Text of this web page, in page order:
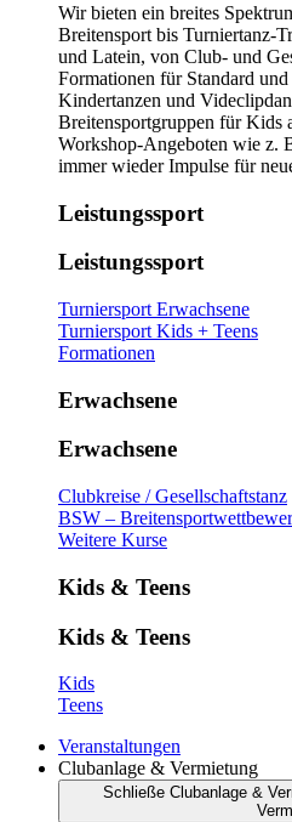
Wir bieten ein breites
Breitensport bis Turniertanz-
und Latein, von Club- und
Formationen für Standard
Kindertanzen und
Breitensportgruppen für Kids
Workshop-Angeboten wie z.
immer wieder Impulse für
Leistungssport
Leistungssport
Turniersport Erwachsene
Turniersport Kids + Teens
Formationen
Erwachsene
Erwachsene
Clubkreise / Gesellschaftstanz
BSW –
Weitere Kurse
Kids & Teens
Kids & Teens
Kids
Teens
Veranstaltungen
Clubanlage & Vermietung
Schließe Clubanlage &